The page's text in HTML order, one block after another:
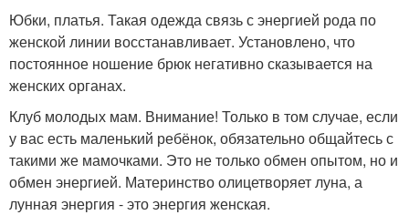
Юбки, платья. Такая одежда связь с энергией рода по
женской линии восстанавливает. Установлено, что
постоянное ношение брюк негативно сказывается на
женских органах.
Клуб молодых мам. Внимание! Только в том случае, если
у вас есть маленький ребёнок, обязательно общайтесь с
такими же мамочками. Это не только обмен опытом, но и
обмен энергией. Материнство олицетворяет луна, а
лунная энергия - это энергия женская.